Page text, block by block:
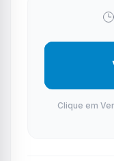
Clique em